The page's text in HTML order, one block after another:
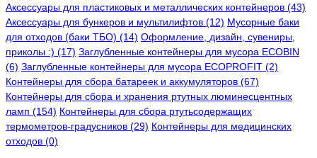
Аксессуары для пластиковых и металлических контейнеров (43)
Аксессуары для бункеров и мультилифтов (12) Мусорные баки
для отходов (баки ТБО) (14) Оформление, дизайн, сувениры,
приколы :) (17) Заглубленные контейнеры для мусора ECOBIN
(6) Заглубленные контейнеры для мусора ECOPROFIT (2)
Контейнеры для сбора батареек и аккумуляторов (67)
Контейнеры для сбора и хранения ртутных люминесцентных
ламп (154) Контейнеры для сбора ртутьсодержащих
термометров-градусников (29) Контейнеры для медицинских
отходов (0)